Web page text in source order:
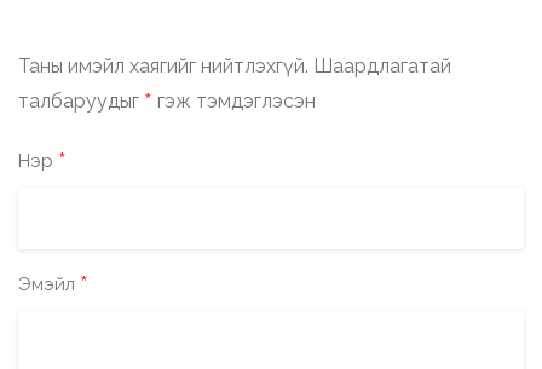
Таны имэйл хаягийг нийтлэхгүй. Шаардлагатай
талбаруудыг * гэж тэмдэглэсэн
Нэр *
Эмэйл *